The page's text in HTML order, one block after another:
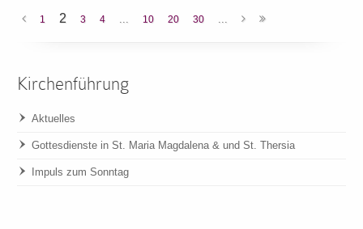
1 2 3 4 ... 10 20 30 ...
Kirchenführung
Aktuelles
Gottesdienste in St. Maria Magdalena & und St. Thersia
Impuls zum Sonntag